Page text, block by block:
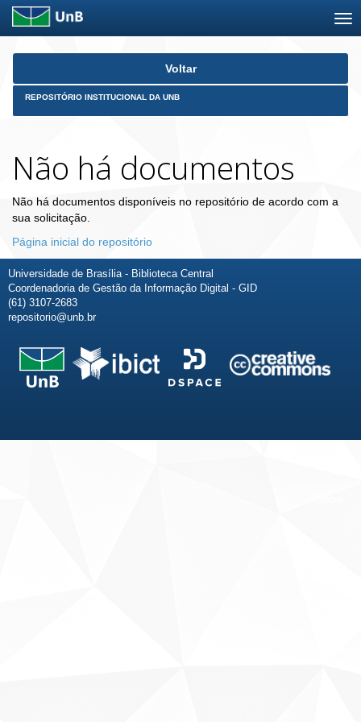
Skip
Voltar
REPOSITÓRIO INSTITUCIONAL DA UNB
Não há documentos
Não há documentos disponíveis no repositório de acordo com a
sua solicitação.
Página inicial do repositório
Universidade de Brasília - Biblioteca Central
Coordenadoria de Gestão da Informação Digital - GID
(61) 3107-2683
repositorio@unb.br